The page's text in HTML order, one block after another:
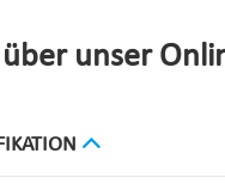
unser